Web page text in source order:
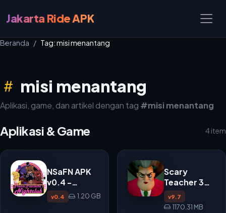
Jakarta Ride APK
Beranda Tag: misi menantang
misi menantang
Aplikasi, game, dan artikel dengan tag #misi menantang
Aplikasi & Game 4 item
NSaFN APK
v0.4 -
Simulasi
Manajemen
v0.4 1.20 GB
Scary
Teacher 3D
APK v9.7
v9.7
1170.31 MB